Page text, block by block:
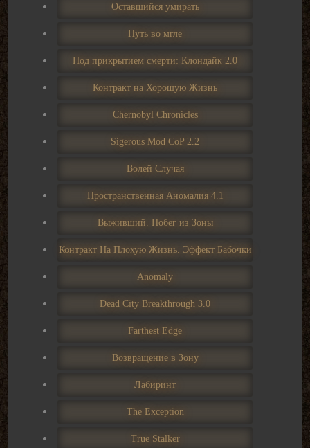
Оставшийся умирать
Путь во мгле
Под прикрытием смерти: Клондайк 2.0
Контракт на Хорошую Жизнь
Chernobyl Chronicles
Sigerous Mod CoP 2.2
Волей Случая
Пространственная Аномалия 4.1
Выживший. Побег из Зоны
Контракт На Плохую Жизнь. Эффект Бабочки
Anomaly
Dead City Breakthrough 3.0
Farthest Edge
Возвращение в Зону
Лабиринт
The Exception
True Stalker